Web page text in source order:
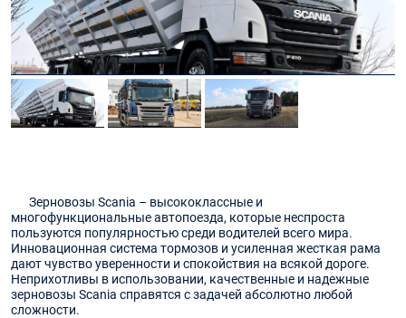
Зерновозы Scania – высококлассные и
многофункциональные автопоезда, которые неспроста
пользуются популярностью среди водителей всего мира.
Инновационная система тормозов и усиленная жесткая рама
дают чувство уверенности и спокойствия на всякой дороге.
Неприхотливы в использовании, качественные и надежные
зерновозы Scania справятся с задачей абсолютно любой
сложности.